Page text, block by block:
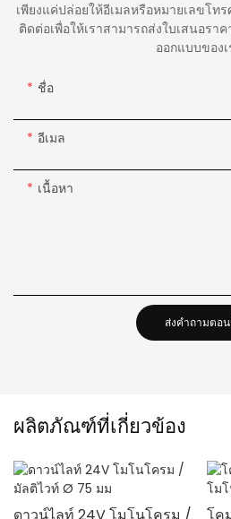
เพียงแค่ปล่อยให้อีเมลหรือหมายเลขโ
ติดต่อเพื่อให้เราสามารถส่งใบเสนอรา
ออกแบบของเ
ชื่อ
อีเมล
เนื้อหา
ส่งคำถามตอ
ผลิตภัณฑ์ที่เกี่ยวข้อง
ดาวน์ไลท์ 24V โมโนโครม / โค